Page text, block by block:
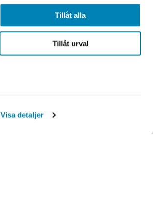
Visa detaljer
Tillåt alla
Tillåt urval